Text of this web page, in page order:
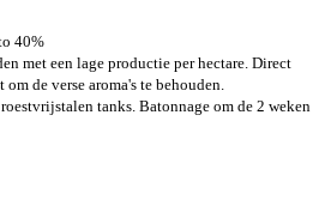
40%
met een lage productie per hectare. Direct
de verse aroma's te behouden.
tanks. Batonnage om de 2 weken